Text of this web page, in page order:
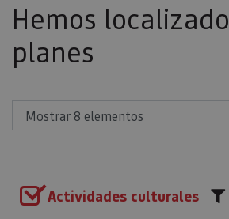
Hemos localizado
planes
Actividades culturales